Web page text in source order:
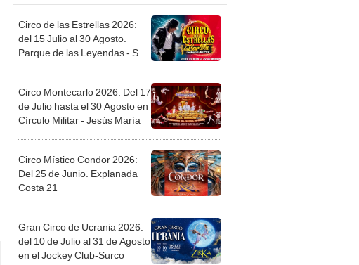
Circo de las Estrellas 2026:
del 15 Julio al 30 Agosto.
Parque de las Leyendas - San
Circo Montecarlo 2026: Del 17
de Julio hasta el 30 Agosto en
Círculo Militar - Jesús María
Circo Místico Condor 2026:
Del 25 de Junio. Explanada
Costa 21
Gran Circo de Ucrania 2026:
del 10 de Julio al 31 de Agosto
en el Jockey Club-Surco